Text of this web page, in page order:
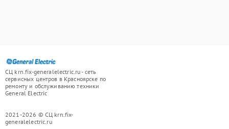
СЦ krn.fix-generalelectric.ru - сеть
сервисных центров в Красноярске по
ремонту и обслуживанию техники
General Electric
2021-2026 © СЦ krn.fix-
generalelectric.ru